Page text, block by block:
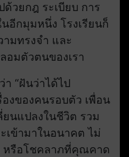
ด้วยกฎ ระเบียบ การ
อีกมุมหนึ่ง โรงเรียนก็
มทรงจำ และ
มตัวตนของเรา
“ฝันว่าได้ไป
องของคนรอบตัว เพื่อน
ยนแปลงในชีวิต รวม
เข้ามาในอนาคต ไม่
หรือโชคลาภที่คุณคาด